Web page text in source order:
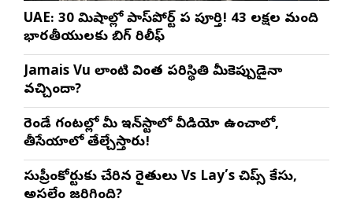
UAE: 30 నిమిషాల్లో పాస్‌పోర్ట్ పని పూర్తి! 43 లక్షల మంది
భారతీయులకు బిగ్ రిలీఫ్
Jamais Vu లాంటి వింత పరిస్థితి మీకెప్పుడైనా
వచ్చిందా?
రెండే గంటల్లో మీ ఇన్‌స్టాలో వీడియో ఉంచాలో,
తీసేయాలో తేల్చేస్తారు!
సుప్రీంకోర్టుకు చేరిన రైతులు Vs Lay’s చిప్స్‌ కేసు,
అసలేం జరిగింది?